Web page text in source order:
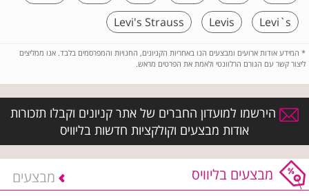
Levi`s
Levis
Levi's Strauss
* המידע אודות ארועים ומבצעים הנו באחריות הקניונים, החנויות והמפרסמים בלבד. אנו ממליצים
ליצור קשר עם הגורם הרלוונטי ולאמת את הפרטים מראש.
הירשמו למועדון החברים של אתר קניונים וקבלו תזכורות
אודות מבצעים וקולקציות חדשות בליוויס
מבצעים בליוויס מבצעים